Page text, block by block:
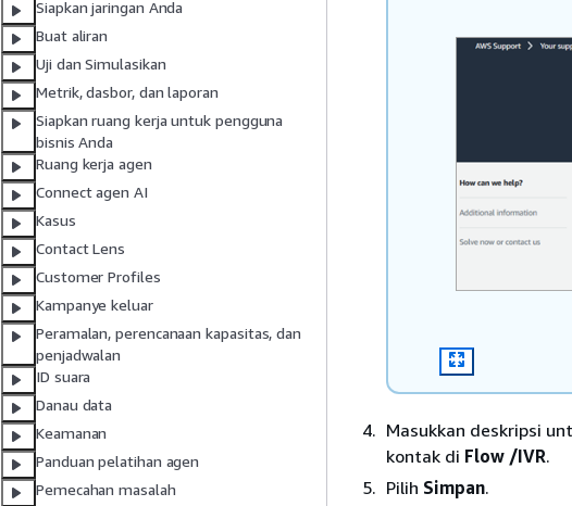
Siapkan jaringan Anda
Buat aliran
Uji dan Simulasikan
Metrik, dasbor, dan laporan
Siapkan ruang kerja untuk pengguna
bisnis Anda
Ruang kerja agen
Connect agen AI
Kasus
Contact Lens
Customer Profiles
Kampanye keluar
Peramalan, perencanaan kapasitas, dan
penjadwalan
ID suara
Danau data
Keamanan
Panduan pelatihan agen
Pemecahan masalah
Masukkan deskripsi
kontak di Flow /IVR.
Pilih Simpan.